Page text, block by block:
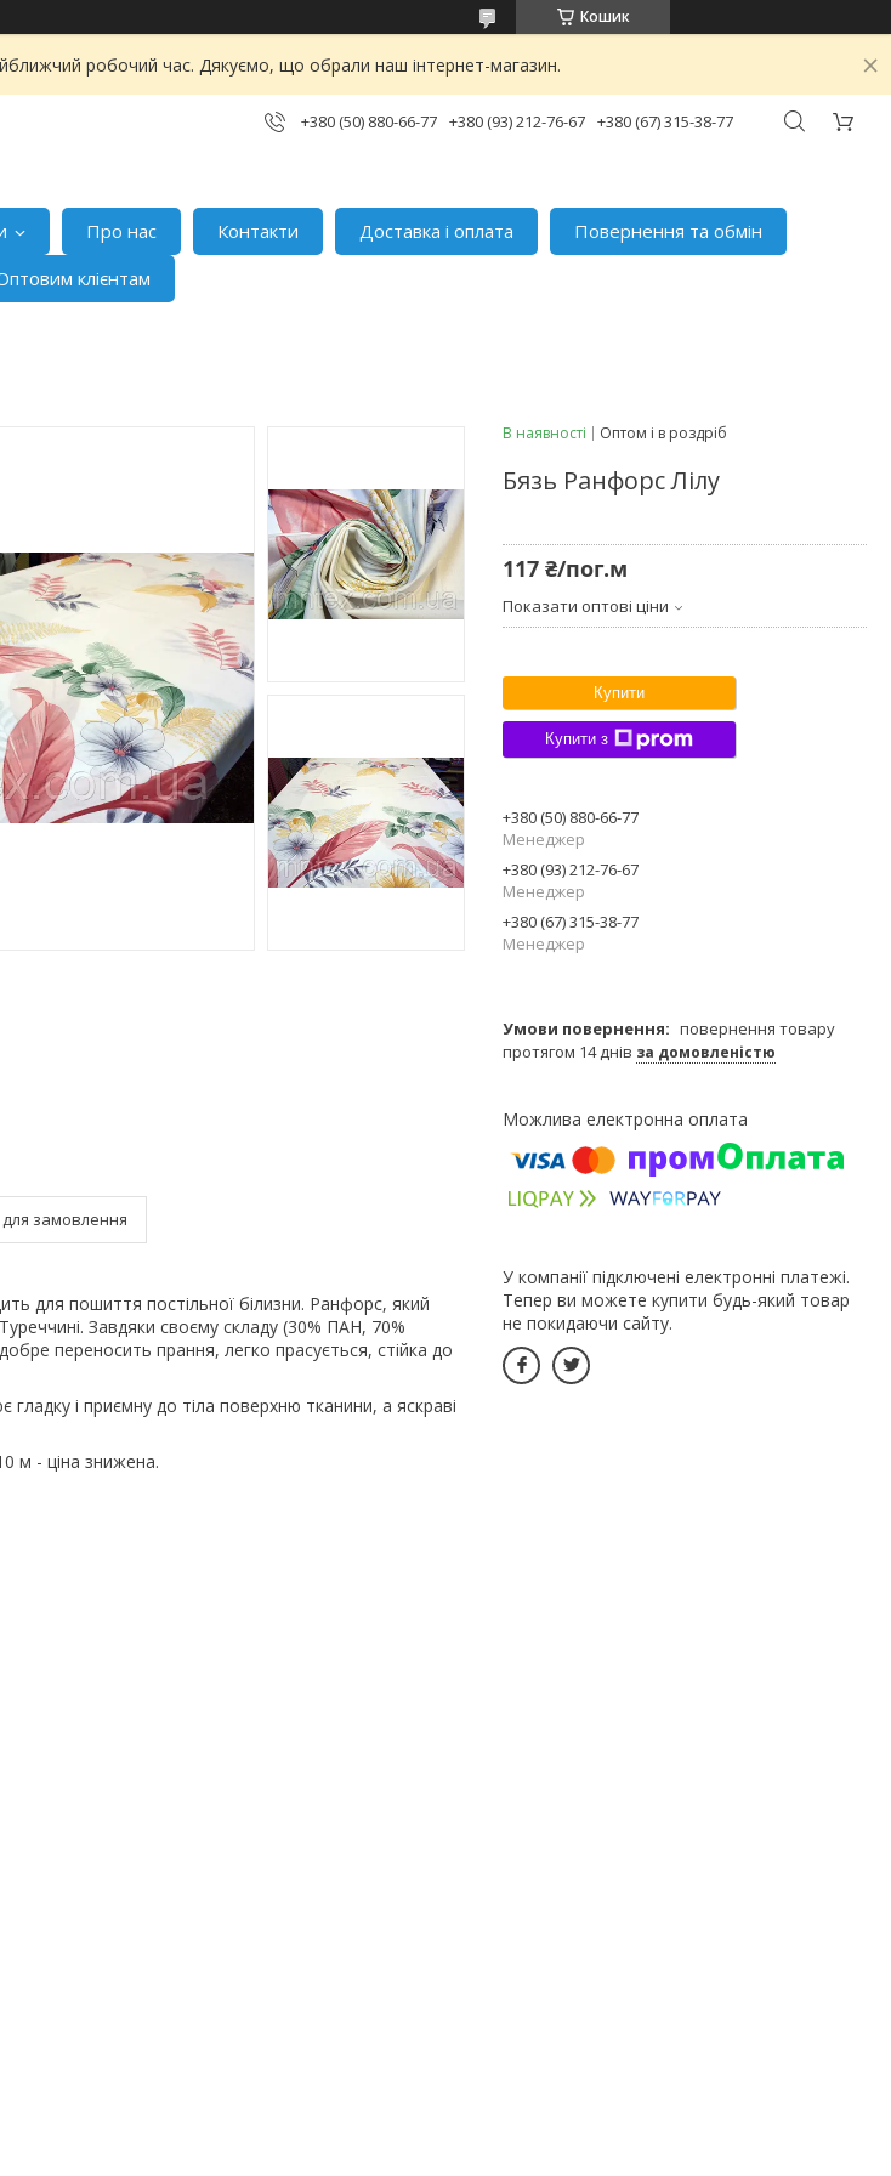
Кошик
робочий час. Дякуємо, що обрали наш інтернет-магазин.
+380 (50) 880-66-77 +380 (93) 212-76-67 +380 (67) 315-38-77
Про нас Контакти Доставка і оплата
Повернення та обмін
клієнтам
для замовлення
для пошиття постільної білизни. Ранфорс, який
Завдяки своєму складу (30% ПАН, 70%
переносить прання, легко прасується, стійка до
і приємну до тіла поверхню тканини, а яскраві
м - ціна знижена.
В наявності Оптом і в роздріб
Бязь Ранфорс Лілу
117 ₴/пог.м
Показати оптові ціни
Купити
Купити з
+380 (50) 880-66-77
Менеджер
+380 (93) 212-76-67
Менеджер
+380 (67) 315-38-77
Менеджер
повернення товару
протягом 14 днів за домовленістю
У компанії підключені електронні платежі.
Тепер ви можете купити будь-який товар
не покидаючи сайту.